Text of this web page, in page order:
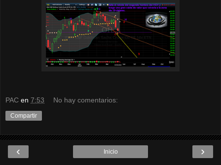
PAC en 7:53 No hay comentarios:
Compartir
‹ ›
Inicio